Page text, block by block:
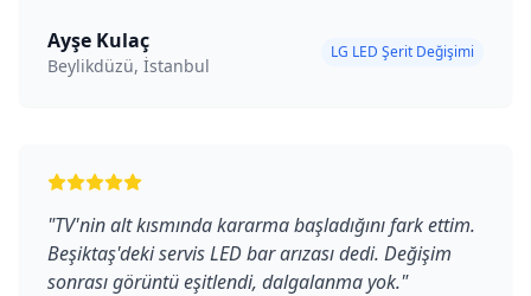
Ayşe Kulaç
Beylikdüzü, İstanbul
LG LED Şerit Değişimi
"TV'nin alt kısmında kararma başladığını fark ettim.
Beşiktaş'deki servis LED bar arızası dedi. Değişim
sonrası görüntü eşitlendi, dalgalanma yok."